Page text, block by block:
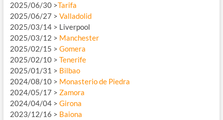
2025/06/30 >Tarifa
2025/06/27 > Valladolid
2025/03/14 > Liverpool
2025/03/12 > Manchester
2025/02/15 > Gomera
2025/02/10 > Tenerife
2025/01/31 > Bilbao
2024/08/10 > Monasterio de Piedra
2024/05/17 > Zamora
2024/04/04 > Girona
2023/12/16 > Baiona